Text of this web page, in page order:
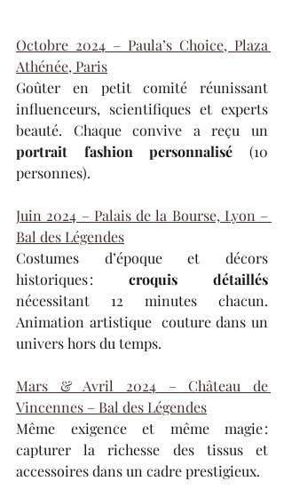
Octobre 2024 – Paula’s Choice, Plaza
Athénée, Paris
Goûter en petit comité réunissant
influenceurs, scientifiques et experts
portrait fashion personnalisé (10
personnes).
Juin 2024 – Palais de la Bourse, Lyon –
Bal des Légendes
Costumes d’époque et décors
historiques : croquis détaillés
nécessitant 12 minutes chacun.
Animation artistique  couture dans un
univers hors du temps.
Mars & Avril 2024 – Château de
Vincennes – Bal des Légendes
Même exigence et même magie :
capturer la richesse des tissus et
accessoires dans un cadre prestigieux.